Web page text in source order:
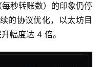
秒转账数）的印象仍停
的协议优化，以太坊目
幅度达 4 倍。